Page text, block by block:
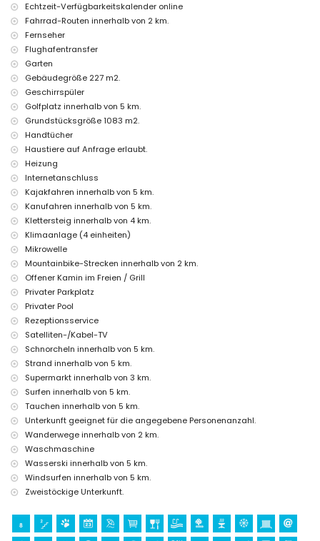
zweiter nächster Flughafen: Valencia (> 100 Kilometer)
bitte nachfragen, ob Haustiere erlaubt sind
Die Unterkunft ist sehr geeignet für Familien mit Kindern
Einrichtungen und Dienstleistungen, die im Mietpreis der Villa
inbegriffen sind
Internet (WiFi)
Bügeleisen und Bügelbrett
Bettwäsche und Handtücher
Rezeptionsservice und 24-Stunden-Notdienst
Zentralheizung und Klimaanlage
Einrichtungen und Dienstleistungen gegen Aufpreis
Flughafentransfer
Zusatzbett und Kinderbetten/-wiegen (auf Anfrage)
Unterhaltungs- und Freizeitaktivitäten für Ihren Urlaub in Jávea,
Costa Blanca
Kino, Theater, Bar, Promenade (Paseo Marítimo und Jávea) (innerhalb
von 5 Kilometern vom Haus)
Sehenswürdigkeiten und Kultur in Jávea, Costa Blanca
Museum (Histórico de Jávea), Kirche (San Bartolomé, Jávea), Ruine
(Pueblo Histórico, Jávea), Denkmal (Molinos de Viento, Jávea),
Ort (Histórico de Jávea) (innerhalb von 5 Kilometern von der
Unterkunft)
Burg (Portal de la Vila und Denia) (innerhalb von 25 Kilometern von der
Unterkunft)
Sport
Golf (La Sella Golf, Denia), Wandern, Mountainbiking, Radfahren,
Surfen, Windsurfen und Wasserski (innerhalb von 5 Kilometern von der
Villa)
Tennis und Reiten (innerhalb von 10 Kilometern von der Villa)
Echtzeit-Verfügbarkeitskalender online
Fahrrad-Routen innerhalb von 2 km.
Fernseher
Flughafentransfer
Garten
Gebäudegröße 227 m2.
Geschirrspüler
Golfplatz innerhalb von 5 km.
Grundstücksgröße 1083 m2.
Handtücher
Haustiere auf Anfrage erlaubt.
Heizung
Internetanschluss
Kajakfahren innerhalb von 5 km.
Kanufahren innerhalb von 5 km.
Klettersteig innerhalb von 4 km.
Klimaanlage (4 einheiten)
Mikrowelle
Mountainbike-Strecken innerhalb von 2 km.
Offener Kamin im Freien / Grill
Privater Parkplatz
Privater Pool
Rezeptionsservice
Satelliten-/Kabel-TV
Schnorcheln innerhalb von 5 km.
Strand innerhalb von 5 km.
Supermarkt innerhalb von 3 km.
Surfen innerhalb von 5 km.
Tauchen innerhalb von 5 km.
Unterkunft geeignet für die angegebene Personenanzahl.
Wanderwege innerhalb von 2 km.
Waschmaschine
Wasserski innerhalb von 5 km.
Windsurfen innerhalb von 5 km.
Zweistöckige Unterkunft.